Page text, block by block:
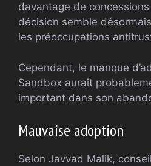
davantage de
décision semble
les préoccupations
Cependant, le manque
Sandbox aurait
important dans son
Mauvaise adoption
Selon Javvad Malik,